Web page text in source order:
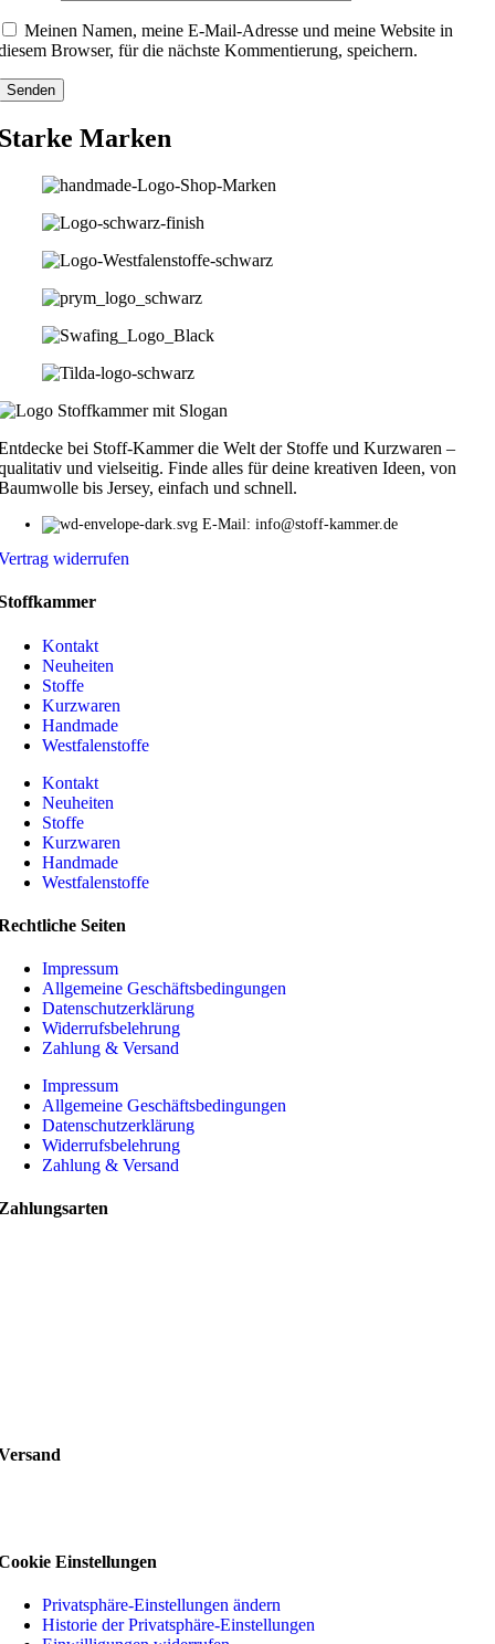
Meinen Namen, meine E-Mail-Adresse und meine Website in
Browser, für die nächste Kommentierung, speichern.
Marken
bei Stoff-Kammer die Welt der Stoffe und Kurzwaren –
und vielseitig. Finde alles für deine kreativen Ideen, von
bis Jersey, einfach und schnell.
E-Mail: info@stoff-kammer.de
widerrufen
Kontakt
Neuheiten
Stoffe
Kurzwaren
Handmade
Westfalenstoffe
Kontakt
Neuheiten
Stoffe
Kurzwaren
Handmade
Westfalenstoffe
Seiten
Impressum
Allgemeine Geschäftsbedingungen
Datenschutzerklärung
Widerrufsbelehrung
Zahlung & Versand
Impressum
Allgemeine Geschäftsbedingungen
Datenschutzerklärung
Widerrufsbelehrung
Zahlung & Versand
Einstellungen
Privatsphäre-Einstellungen ändern
Historie der Privatsphäre-Einstellungen